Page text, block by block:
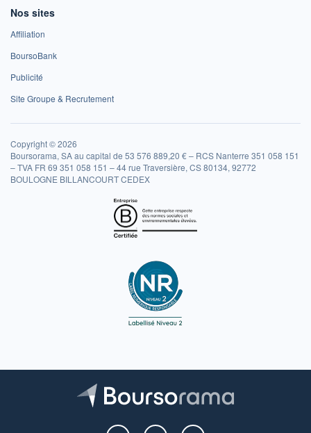
Nos sites
Affiliation
BoursoBank
Publicité
Site Groupe & Recrutement
Copyright © 2026
Boursorama, SA au capital de 53 576 889,20 € – RCS Nanterre 351 058 151
– TVA FR 69 351 058 151 – 44 rue Traversière, CS 80134, 92772
BOULOGNE BILLANCOURT CEDEX